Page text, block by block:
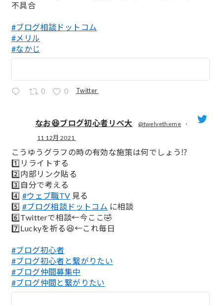
不具合
#ブログ相談ドットコム
#メリル
#なかじ
0 0 Twitter
なお😆ブログ初心者リベ大 @twelvetheme
·
11 12月 2021
こうゆうグラフの時の有効な施策は何でしょう⁉️
1️⃣リライトする
2️⃣内部リンク貼る
3️⃣自分で考える
4️⃣ #ウェブ職TV 見る
5️⃣ #ブログ相談ドットコム に相談
6️⃣Twitterで相談←今ここ🤣
7️⃣Luckyを祈る😆←これ毎日
#ブログ初心者
#ブログ初心者と繋がりたい
#ブログ仲間募集中
#ブログ仲間と繋がりたい